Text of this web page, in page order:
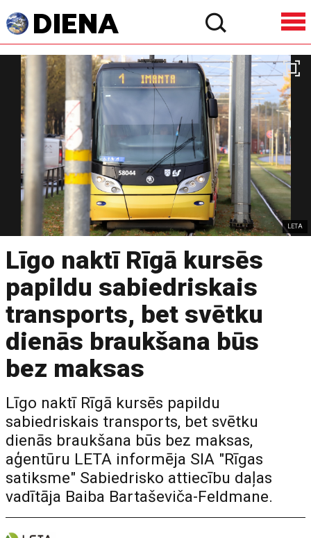
LETA
Līgo naktī Rīgā kursēs
papildu sabiedriskais
transports, bet svētku
dienās braukšana būs
bez maksas
Līgo naktī Rīgā kursēs papildu
sabiedriskais transports, bet svētku
dienās braukšana būs bez maksas,
aģentūru LETA informēja SIA "Rīgas
satiksme" Sabiedrisko attiecību daļas
vadītāja Baiba Bartaševiča-Feldmane.